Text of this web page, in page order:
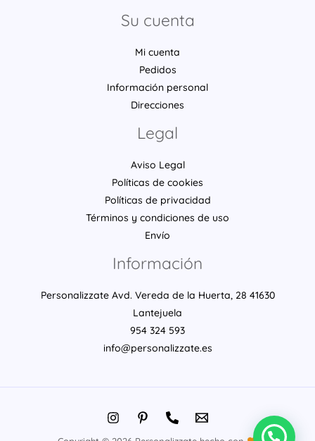
Su cuenta
Mi cuenta
Pedidos
Información personal
Direcciones
Legal
Aviso Legal
Políticas de cookies
Políticas de privacidad
Términos y condiciones de uso
Envío
Información
Personalizzate Avd. Vereda de la Huerta, 28 41630
Lantejuela
954 324 593
info@personalizzate.es